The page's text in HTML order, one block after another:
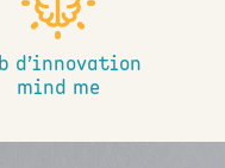
d’innovation
mind me